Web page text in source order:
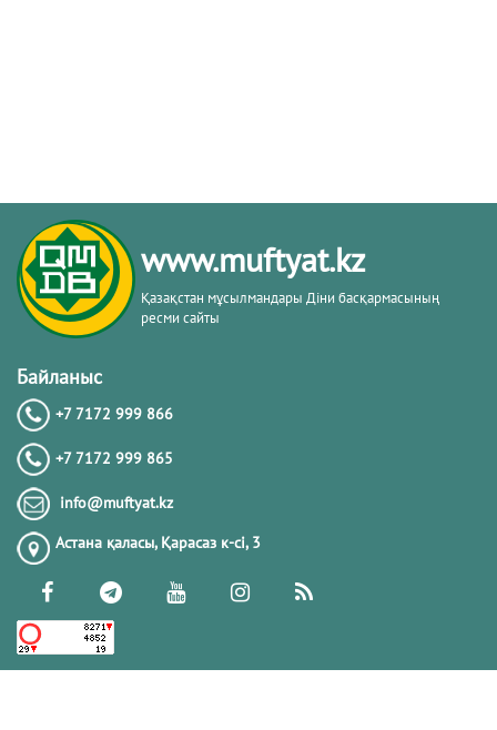
www.muftyat.kz
Қазақстан мұсылмандары Діни басқармасының
ресми сайты
Байланыс
+7 7172 999 866
+7 7172 999 865
info@muftyat.kz
Астана қаласы, Қарасаз к-сi, 3